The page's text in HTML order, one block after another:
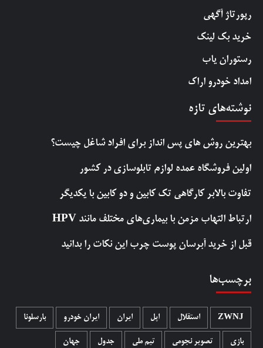
رپورتاژ آگهی
خرید بک لینک
رستوران یاب
امداد خودرو اراک
نوشته‌های تازه
بهترین روش‌ های پس‌ انداز برای افراد شاغل چیست؟
اولین فروشگاه عمده لوازم تابلوسازی در کشور
تفاوت بالابر کارگاهی تک کابین و دو کابین با یکدیگر
ارتباط التهاب مزمن با بیماری‌های مختلف مانند HPV
قبل از خرید آبرسان پوست چرب این نکات را بدانید
برچسب‌ها
ZWNJ استقلال اپل ایران ایران خودرو بارسلونا
بازی تصویر نجومی تیم ملی جدول جهان